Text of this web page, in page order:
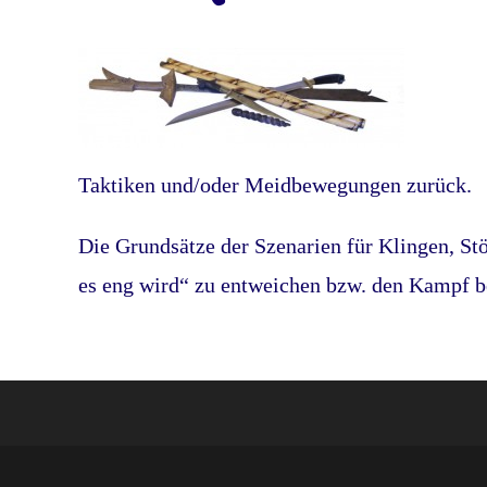
Taktiken und/oder Meidbewegungen zurück.
Die Grundsätze der Szenarien für Klingen,
es eng wird“ zu entweichen bzw. den Kampf